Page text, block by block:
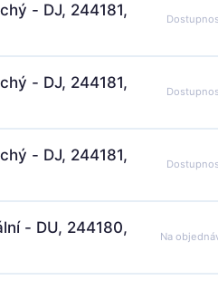
- DJ, 244181,
- DJ, 244181,
- DJ, 244181,
- DU, 244180,
Na